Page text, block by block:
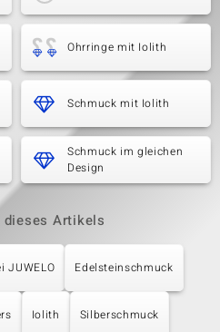
Ohrringe mit Iolith
Schmuck mit Iolith
Schmuck im gleichen
Design
dieses Artikels
JUWELO Edelsteinschmuck
Iolith Silberschmuck